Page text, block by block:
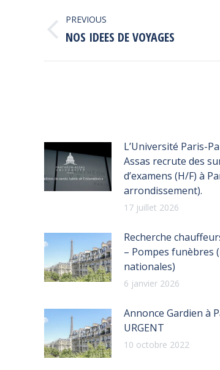
POST
NAVIGATION
PREVIOUS
Previous
NOS IDEES DE VOYAGES
L’Université Paris-
Assas recrute des
d’examens (H/F) à
arrondissement).
17 juillet 2026
Recherche
– Pompes funèbres
nationales)
6 janvier 2026
Annonce Gardien à
URGENT
10 octobre 2022